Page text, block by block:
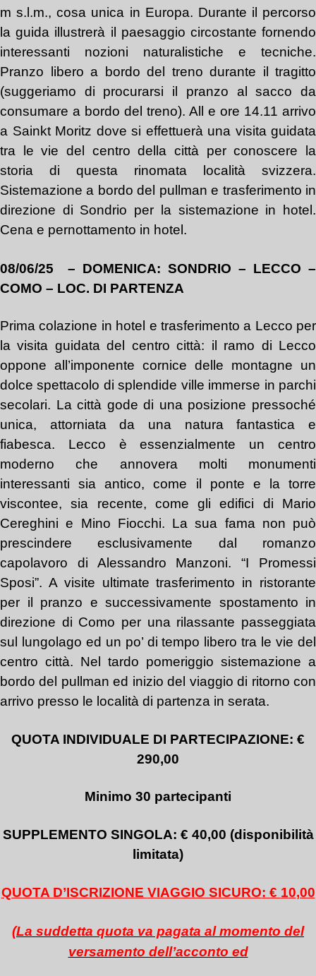
m s.l.m., cosa unica in Europa. Durante il percorso
la guida illustrerà il paesaggio circostante fornendo
interessanti nozioni naturalistiche e tecniche.
Pranzo libero a bordo del treno durante il tragitto
(suggeriamo di procurarsi il pranzo al sacco da
consumare a bordo del treno). All e ore 14.11 arrivo
a Sainkt Moritz dove si effettuerà una visita guidata
tra le vie del centro della città per conoscere la
storia di questa rinomata località svizzera.
Sistemazione a bordo del pullman e trasferimento in
direzione di Sondrio per la sistemazione in hotel.
Cena e pernottamento in hotel.
08/06/25 – DOMENICA: SONDRIO – LECCO –
COMO – LOC. DI PARTENZA
Prima colazione in hotel e trasferimento a Lecco per
la visita guidata del centro città: il ramo di Lecco
oppone all’imponente cornice delle montagne un
dolce spettacolo di splendide ville immerse in parchi
secolari. La città gode di una posizione pressoché
unica, attorniata da una natura fantastica e
fiabesca. Lecco è essenzialmente un centro
moderno che annovera molti monumenti
interessanti sia antico, come il ponte e la torre
viscontee, sia recente, come gli edifici di Mario
Cereghini e Mino Fiocchi. La sua fama non può
prescindere esclusivamente dal romanzo
capolavoro di Alessandro Manzoni. “I Promessi
Sposi”. A visite ultimate trasferimento in ristorante
per il pranzo e successivamente spostamento in
direzione di Como per una rilassante passeggiata
sul lungolago ed un po’ di tempo libero tra le vie del
centro città. Nel tardo pomeriggio sistemazione a
bordo del pullman ed inizio del viaggio di ritorno con
arrivo presso le località di partenza in serata.
QUOTA INDIVIDUALE DI PARTECIPAZIONE: €
290,00
Minimo 30 partecipanti
SUPPLEMENTO SINGOLA: € 40,00 (disponibilità
limitata)
QUOTA D’ISCRIZIONE VIAGGIO SICURO: € 10,00
(La suddetta quota va pagata al momento del
versamento dell’acconto ed